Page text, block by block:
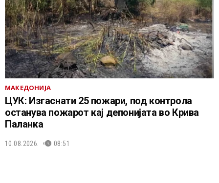
МАКЕДОНИЈА
ЦУК: Изгаснати 25 пожари, под контрола
останува пожарот кај депонијата во Крива
Паланка
10.08.2026. 08:51